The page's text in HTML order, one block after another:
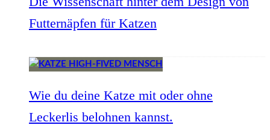
Futternäpfen für Katzen
Wie du deine Katze mit oder ohne
Leckerlis belohnen kannst.